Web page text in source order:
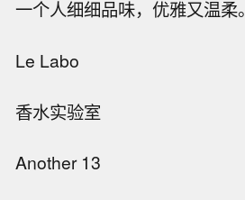
一个人细细品味，优雅又温柔。
Le Labo
香水实验室
Another 13